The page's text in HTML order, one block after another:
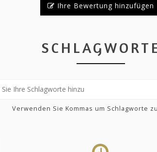
Ihre Bewertung hinzufügen
Verwenden Sie Kommas um Schlagworte